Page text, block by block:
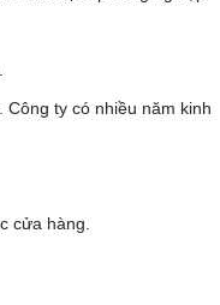
ty có nhiều năm kinh
cửa hàng.